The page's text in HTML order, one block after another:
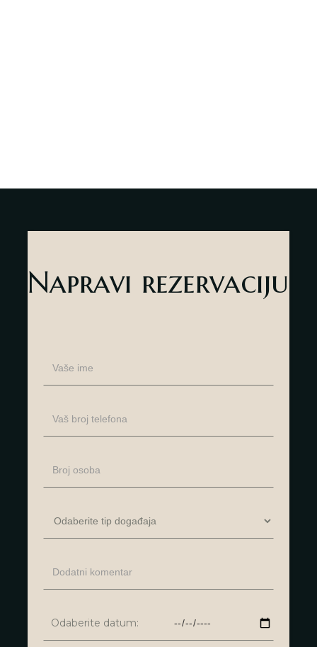
sres
Napravi rezervaciju
Odaberite datum: